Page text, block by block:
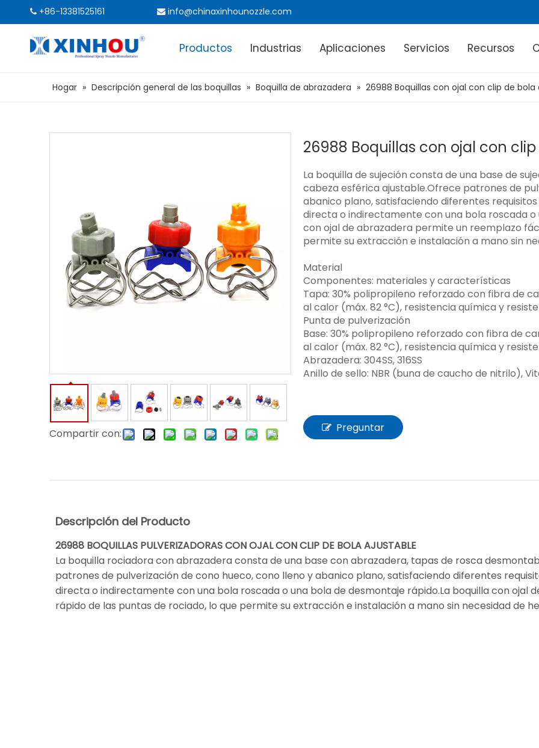
 +86-13381525161  info@chinaxinhounozzle.com
Productos Industrias Aplicaciones Servicios Recursos
Hogar » Descripción general de las boquillas » Boquilla de abrazadera » 26988 Boquillas con ojal con clip de bola
Compartir con:
26988 Boquillas con ojal con
La boquilla de sujeción consta de una base de
cabeza esférica ajustable.Ofrece patrones de
abanico plano, satisfaciendo diferentes
directa o indirectamente con una bola roscada o
con ojal de abrazadera permite un reemplazo
permite su extracción e instalación a mano sin
Material
Componentes: materiales y características
Tapa: 30% polipropileno reforzado con fibra de
al calor (máx. 82 °C), resistencia química y
Punta de pulverización
Base: 30% polipropileno reforzado con fibra de
al calor (máx. 82 °C), resistencia química y
Abrazadera: 304SS, 316SS
Anillo de sello: NBR (buna de caucho de nitrilo),
Preguntar
Descripción del Producto
26988 BOQUILLAS PULVERIZADORAS CON OJAL CON CLIP DE BOLA AJUSTABLE
La boquilla rociadora con abrazadera consta de una base con abrazadera, tapas de rosca
patrones de pulverización de cono hueco, cono lleno y abanico plano, satisfaciendo diferentes
directa o indirectamente con una bola roscada o una bola de desmontaje rápido.La boquilla con ojal
rápido de las puntas de rociado, lo que permite su extracción e instalación a mano sin necesidad de